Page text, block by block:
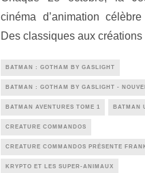
cinéma d’animation
Des classiques aux
BATMAN : GOTHAM BY GASLIGHT
BATMAN : GOTHAM BY GASLIGHT -
BATMAN AVENTURES TOME 1 BATMAN
CREATURE COMMANDOS
CREATURE COMMANDOS PRÉSENTE
KRYPTO ET LES SUPER-ANIMAUX